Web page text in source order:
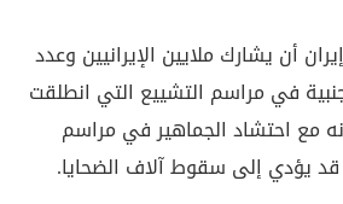
أن يشارك ملايين الإيرانيين وعدد
في مراسم التشييع التي انطلقت
مع احتشاد الجماهير في مراسم
قد يؤدي إلى سقوط آلاف الضحايا.